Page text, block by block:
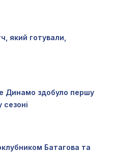
який готували,
Динамо здобуло першу
Батагова та